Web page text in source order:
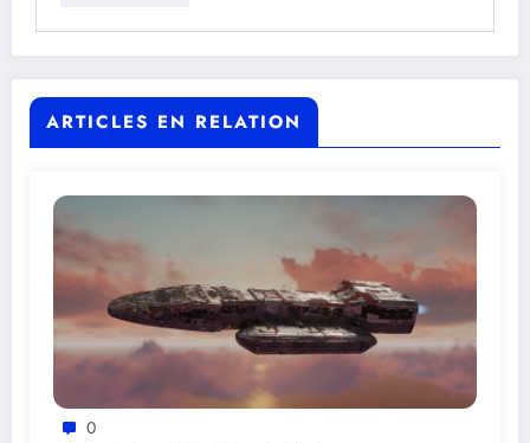
ARTICLES EN RELATION
0